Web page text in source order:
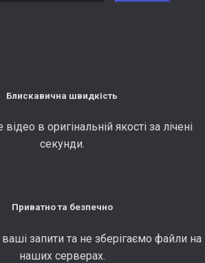
Блискавична швидкість
в оригінальній якості за лічені
секунди.
Приватно та безпечно
запити та не зберігаємо файли на
наших серверах.